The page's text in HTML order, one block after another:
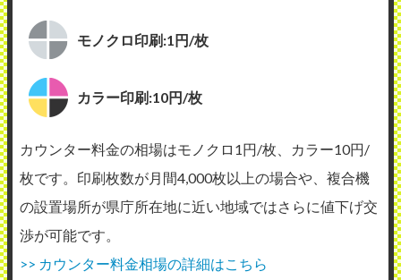
モノクロ印刷:1円/枚
カラー印刷:10円/枚
カウンター料金の相場はモノクロ1円/枚、カラー10円/
枚です。印刷枚数が月間4,000枚以上の場合や、複合機
の設置場所が県庁所在地に近い地域ではさらに値下げ交
渉が可能です。
>> カウンター料金相場の詳細はこちら